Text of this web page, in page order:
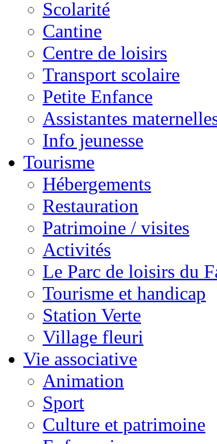
Scolarité
Cantine
Centre de loisirs
Transport scolaire
Petite Enfance
Assistantes
Info jeunesse
Tourisme
Hébergements
Restauration
Patrimoine / visites
Activités
Le Parc de loisirs du
Tourisme et handicap
Station Verte
Village fleuri
Vie associative
Animation
Sport
Culture et patrimoine